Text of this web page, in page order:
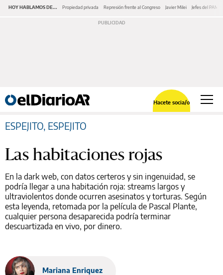
HOY HABLAMOS DE... Propiedad privada Represión frente al Congreso Javier Milei Jefes del PAMI
Hacete socia/o
ESPEJITO, ESPEJITO
Las habitaciones rojas
En la dark web, con datos certeros y sin ingenuidad, se
podría llegar a una habitación roja: streams largos y
ultraviolentos donde ocurren asesinatos y torturas. Según
esta leyenda, retomada por la película de Pascal Plante,
cualquier persona desaparecida podría terminar
descuartizada en vivo, por dinero.
Mariana Enriquez